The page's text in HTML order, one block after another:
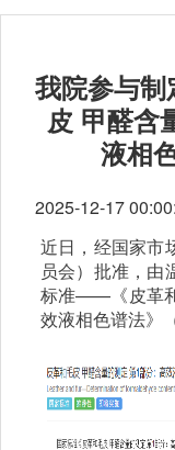
我院参与
皮 甲醛含
液相
2025-12-17
近日，经国家市
员会）批准，由
标准——《皮革
效液相色谱法》